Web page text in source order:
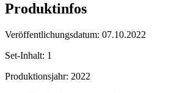
Produktinfos
Veröffentlichungsdatum: 07.10.2022
Set-Inhalt: 1
Produktionsjahr: 2022